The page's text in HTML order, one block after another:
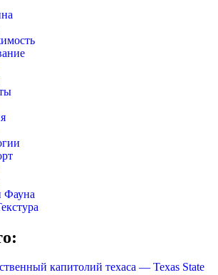
Фауна
капитолий техаса — Texas State